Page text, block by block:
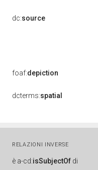
dc:source
foaf:depiction
dcterms:spatial
RELAZIONI INVERSE
è a-cd:isSubjectOf di